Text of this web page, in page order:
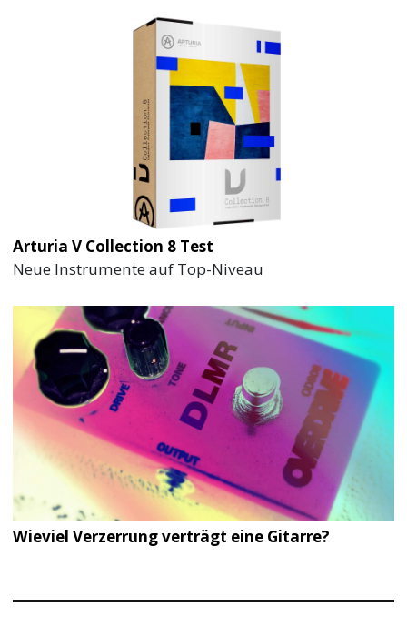
Arturia V Collection 8 Test
Neue Instrumente auf Top-Niveau
Wieviel Verzerrung verträgt eine Gitarre?